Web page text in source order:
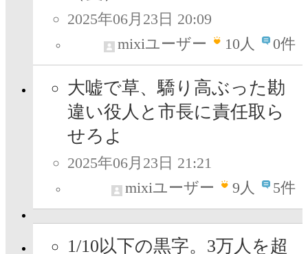
2025年06月23日 20:09
mixiユーザー
10人 0件
大嘘で草、驕り高ぶった勘
違い役人と市長に責任取ら
せろよ
2025年06月23日 21:21
mixiユーザー
9人 5件
1/10以下の黒字。3万人を超